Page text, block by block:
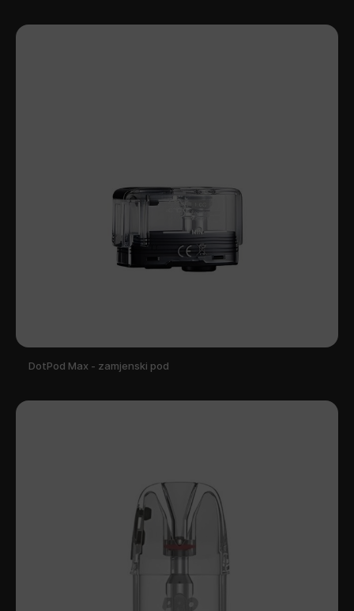
DotPod Max - zamjenski pod